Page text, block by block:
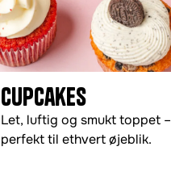
Cupcakes
Let, luftig og smukt toppet –
perfekt til ethvert øjeblik.